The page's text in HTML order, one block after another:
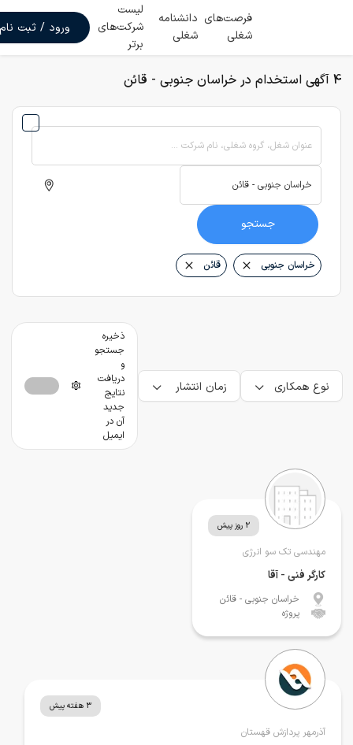
فرصت‌های
شغلی
دانشنامه
شغلی
لیست
شرکت‌های
برتر
ورود / ثبت نام
4 آگهی استخدام در خراسان جنوبی - قائن
عنوان شغل، گروه شغلی، نام شرکت ...
جستجو
خراسان جنوبی قائن
نوع همکاری زمان انتشار
ذخیره
جستجو
و
دریافت
نتایج
جدید
آن در
ایمیل
2 روز پیش
مهندسی تک سو انرژی
کارگر فنی - آقا
خراسان جنوبی - قائن
پروژه
3 هفته پیش
آذرمهر پردازش قهستان